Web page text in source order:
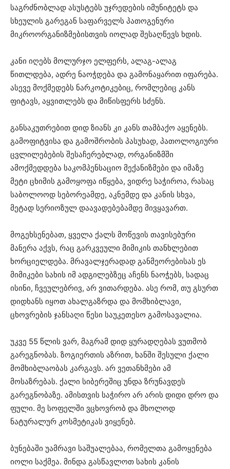
საგრძნობლად ასუსტებს უჯრედების იმუნიტეტს და
სხეულის გარეგან საფარველს პათოგენური
მიკროორგანიზმებისთვის იოლად შესაღწევს ხდის.
კანი იღებს მოლურჯო ელფერს, ალაგ-ალაგ
წითლდება, ადრე ნაოჭდება და გამონაყარით იფარება.
ასევე მოქმედებს ნარკოტიკებიც, რომლებიც კანს
ფიტავს, აყვითლებს და მიწისფერს სძენს.
განსაკუთრებით დიდ ზიანს კი კანს თამბაქო აყენებს.
გამოფიტვისა და გამოშრობის პასუხად, პათოლოგიური
ცვლილებების შესაჩერებლად, ორგანიზმში
ამოქმედდება საკომპენსაციო მექანიზმები და იმაზე
მეტი ცხიმის გამოყოფა იწყება, ვიდრე საჭიროა, რასაც
საბოლოოდ სებორეამდე, აკნემდე და კანის სხვა,
მეტად სერიოზულ დაავადებებამდე მივყავართ.
მოგეხსენებათ, ყველა ქალს მოწევის თავისებური
მანერა აქვს, რაც გარკვეული მიმიკის თანხლებით
ხორციელდება. მრავალჯერადად განმეორებისას ეს
მიმიკები სახის იმ ადგილებზეც აჩენს ნაოჭებს, სადაც
ისინი, ჩვეულებრივ, არ ვითარდება. ასე რომ, თუ გსურთ
დიდხანს იყოთ ახალგაზრდა და მომხიბლავი,
ცხოვრების ჯანსაღი წესი საუკეთესო გამოსავალია.
უკვე 55 წლის ვარ, მაგრამ დიდ ყურადღებას ვუთმობ
გარეგნობას. ზოგიერთის აზრით, ხანში შესული ქალი
მომხიბლაობას კარგავს. არ ვეთანხმები ამ
მოსაზრებას. ქალი სიბერეშიც უნდა ზრუნავდეს
გარეგნობაზე. ამისთვის საჭირო არ არის დიდი დრო და
ფული. მე სოფელში ვცხოვრობ და მხოლოდ
ნატურალურ კოსმეტიკას ვიყენებ.
ბუნებაში უამრავი საშუალებაა, რომელთა გამოყენება
იოლი საქმეა. მინდა გასწავლოთ სახის კანის